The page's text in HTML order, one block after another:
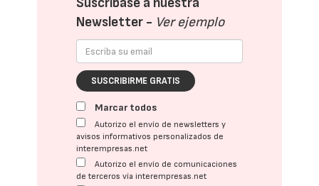
Newsletter - Ver ejemplo
SUSCRIBIRME GRATIS
Marcar todos
Autorizo el envío de newsletters y
avisos informativos personalizados de
interempresas.net
Autorizo el envío de comunicaciones
de terceros vía interempresas.net